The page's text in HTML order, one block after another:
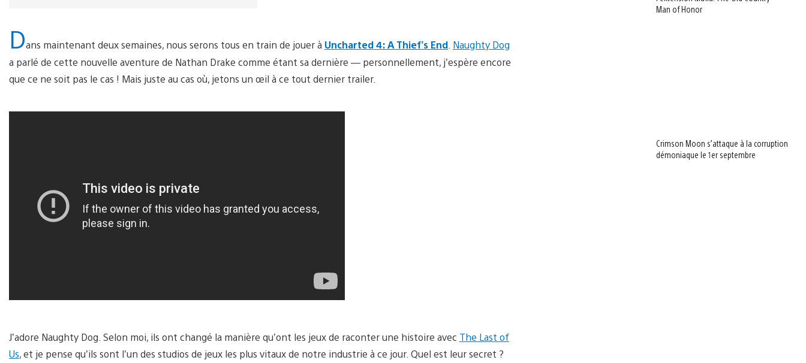
Dans maintenant deux semaines, nous serons tous en train de jouer à Uncharted 4: A Thief’s End Naughty Dog
a parlé de cette nouvelle aventure de Nathan Drake comme étant sa dernière — personnellement, j’espère encore
que ce ne soit pas le cas ! Mais juste au cas où, jetons un œil à ce tout dernier trailer.
J’adore Naughty Dog. Selon moi, ils ont changé la manière qu’ont les jeux de raconter une histoire avec The Last of
Us, et je pense qu’ils sont l’un des studios de jeux les plus vitaux de notre industrie à ce jour. Quel est leur secret ?
Man of Honor
Crimson Moon s’attaque à la corruption
démoniaque le 1er septembre